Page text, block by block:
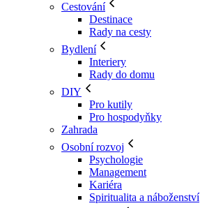
Cestování
Destinace
Rady na cesty
Bydlení
Interiery
Rady do domu
DIY
Pro kutily
Pro hospodyňky
Zahrada
Osobní rozvoj
Psychologie
Management
Kariéra
Spiritualita a náboženství